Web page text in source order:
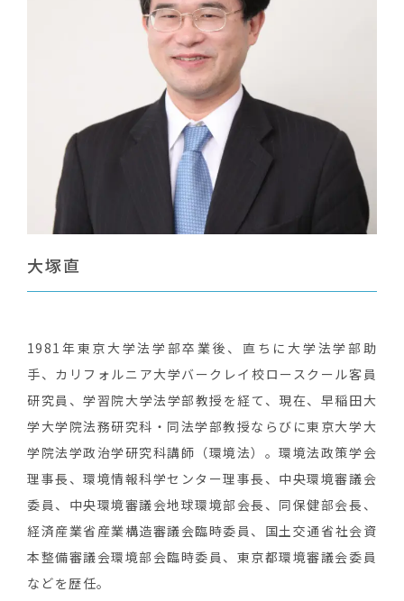
大塚直
1981年東京大学法学部卒業後、直ちに大学法学部助
手、カリフォルニア大学バークレイ校ロースクール客員
研究員、学習院大学法学部教授を経て、現在、早稲田大
学大学院法務研究科・同法学部教授ならびに東京大学大
学院法学政治学研究科講師（環境法）。環境法政策学会
理事長、環境情報科学センター理事長、中央環境審議会
委員、中央環境審議会地球環境部会長、同保健部会長、
経済産業省産業構造審議会臨時委員、国土交通省社会資
本整備審議会環境部会臨時委員、東京都環境審議会委員
などを歴任。